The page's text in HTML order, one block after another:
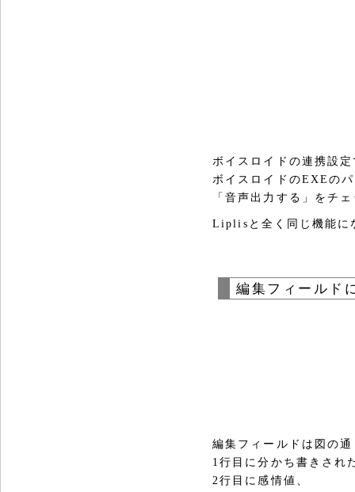
ボイスロイドの連携設
ボイスロイドのEXEの
「音声出力する」をチ
Liplisと全く同じ機能に
編集フィールド
編集フィールドは図の通
1行目に分かち書きされ
2行目に感情値、